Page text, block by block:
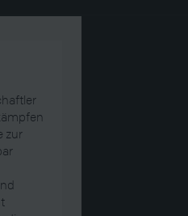
zur